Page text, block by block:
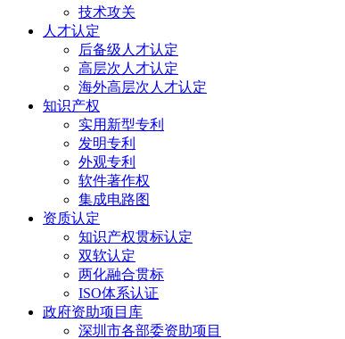
技术攻关
人才认定
后备级人才认定
高层次人才认定
海外高层次人才认定
知识产权
实用新型专利
发明专利
外观专利
软件著作权
集成电路图
资质认定
知识产权贯标认定
双软认定
两化融合贯标
ISO体系认证
政府资助项目库
深圳市各部委资助项目